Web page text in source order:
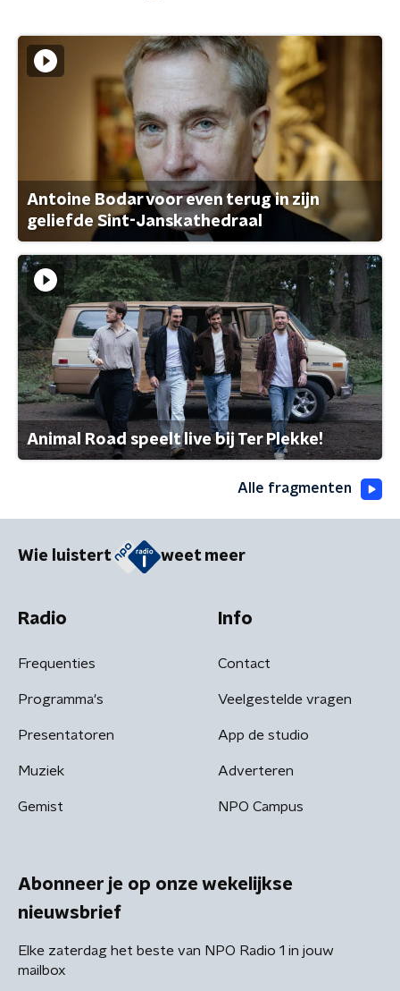
Antoine Bodar voor even terug in zijn
geliefde Sint-Janskathedraal
Animal Road speelt live bij Ter Plekke!
Alle fragmenten
Wie luistert weet meer
Radio
Frequenties
Programma's
Presentatoren
Muziek
Gemist
Info
Contact
Veelgestelde vragen
App de studio
Adverteren
NPO Campus
Abonneer je op onze wekelijkse
nieuwsbrief
Elke zaterdag het beste van NPO Radio 1 in jouw
mailbox